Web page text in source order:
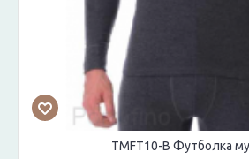
TMFT10-B Футболка